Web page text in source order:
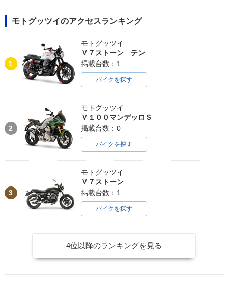
モトグッツイのアクセスランキング
1
モトグッツイ
Ｖ７ストーン テン
掲載台数：1
バイクを探す
2
モトグッツイ
Ｖ１００マンデッロＳ
掲載台数：0
バイクを探す
3
モトグッツイ
Ｖ７ストーン
掲載台数：1
バイクを探す
4位以降のランキングを見る